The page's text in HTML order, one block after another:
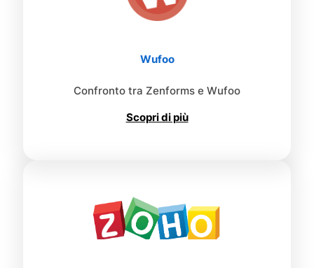
Wufoo
Confronto tra Zenforms e Wufoo
Scopri di più